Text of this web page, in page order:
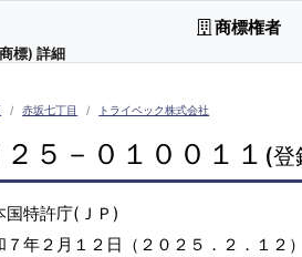
標) 詳細
商標権者
赤坂七丁目 トライベック株式会社
５－０１００１１ (登
国特許庁(ＪＰ)
７年２月１２日（２０２５．２．１２）